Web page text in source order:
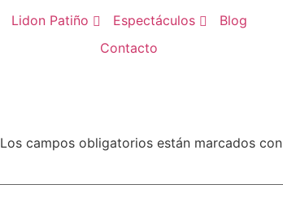
Lidon Patiño Espectáculos
Blog
Contacto
Los campos obligatorios están marcados con